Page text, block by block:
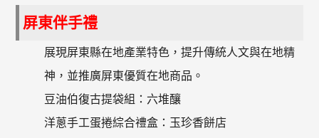
屏東伴手禮
展現屏東縣在地產業特色，提升傳統人文與在地精
神，並推廣屏東優質在地商品。
豆油伯復古提袋組：六堆釀
洋蔥手工蛋捲綜合禮盒：玉珍香餅店